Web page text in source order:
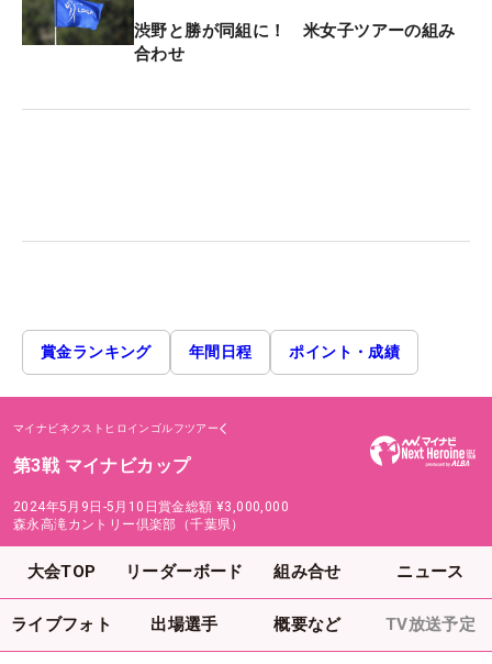
渋野と勝が同組に！ 米女子ツアーの組み
合わせ
賞金ランキング 年間日程 ポイント・成績
マイナビネクストヒロインゴルフツアー
第3戦 マイナビカップ
2024年5月9日-5月10日賞金総額 ¥3,000,000
森永高滝カントリー倶楽部（千葉県）
大会TOP リーダーボード 組み合せ ニュース
ライブフォト 出場選手 概要など TV放送予定